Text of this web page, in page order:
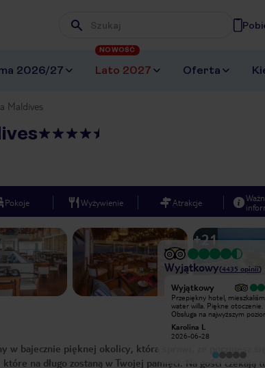
Wpisz frazę, której szukasz
2026/27 Lato 2027
NOWOŚĆ
Oferta
Maldives
Pokoje Wyżywienie Atrakcje
+21
Wyjątkowy(4435 opinii)
Wyjątkowy
Przepiękny resort, domek na wodzie
różnorodność. Kiedyś tam wrócę
Wyjątkowy
Przepiękny hotel,
water willa. Piękne otoczenie.
Obsługa na najwyższym
szczególne podziękowania dla
Chamara,Akalanka, Shalcthi!
Karolina L
2026-06-28
w bajecznie pięknej okolicy, która sprawi, że poczujesz się
na długo zostaną w Twojej pamięci. Na gości czekają